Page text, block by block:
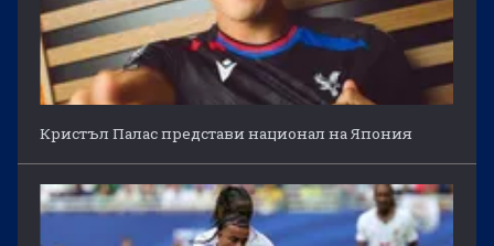
Кристъл Палас представи национал на Япония